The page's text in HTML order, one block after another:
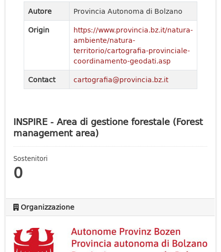
INSPIRE - Area di gestione forestale (Forest
management area)
Sostenitori
0
Organizzazione
Autore
Provincia Autonoma di Bolzano
Origin
https://www.provincia.bz.it/natura-
ambiente/natura-
territorio/cartografia-provinciale-
coordinamento-geodati.asp
Contact
cartografia@provincia.bz.it